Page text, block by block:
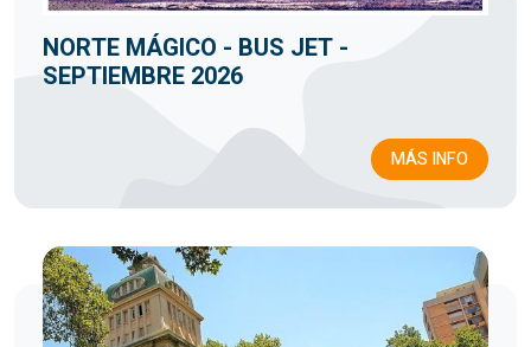
NORTE MÁGICO - BUS JET -
SEPTIEMBRE 2026
MÁS INFO